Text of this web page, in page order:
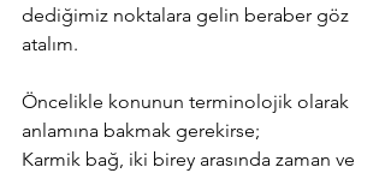
dediğimiz noktalara gelin beraber göz
atalım.
Öncelikle konunun terminolojik olarak
anlamına bakmak gerekirse;
Karmik bağ, iki birey arasında zaman ve